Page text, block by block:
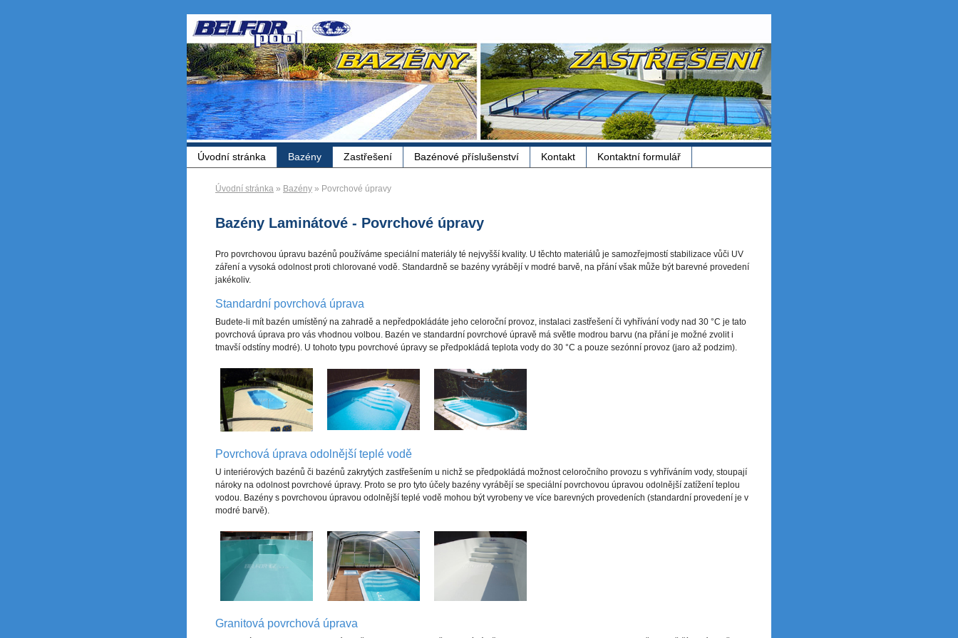
Úvodní stránka Bazény Zastřešení Bazénové příslušenství Kontakt Kontaktní formulář
Úvodní stránka » Bazény » Povrchové úpravy
Bazény Laminátové - Povrchové úpravy
Pro povrchovou úpravu bazénů používáme speciální materiály té nejvyšší kvality. U těchto materiálů je samozřejmostí stabilizace vůči UV
záření a vysoká odolnost proti chlorované vodě. Standardně se bazény vyrábějí v modré barvě, na přání však může být barevné provedení
jakékoliv.
Standardní povrchová úprava
Budete-li mít bazén umístěný na zahradě a nepředpokládáte jeho celoroční provoz, instalaci zastřešení či vyhřívání vody nad 30 °C je tato
povrchová úprava pro vás vhodnou volbou. Bazén ve standardní povrchové úpravě má světle modrou barvu (na přání je možné zvolit i
tmavší odstíny modré). U tohoto typu povrchové úpravy se předpokládá teplota vody do 30 °C a pouze sezónní provoz (jaro až podzim).
Povrchová úprava odolnější teplé vodě
U interiérových bazénů či bazénů zakrytých zastřešením u nichž se předpokládá možnost celoročního provozu s vyhříváním vody, stoupají
nároky na odolnost povrchové úpravy. Proto se pro tyto účely bazény vyrábějí se speciální povrchovou úpravou odolnější zatížení teplou
vodou. Bazény s povrchovou úpravou odolnější teplé vodě mohou být vyrobeny ve více barevných provedeních (standardní provedení je v
modré barvě).
Granitová povrchová úprava